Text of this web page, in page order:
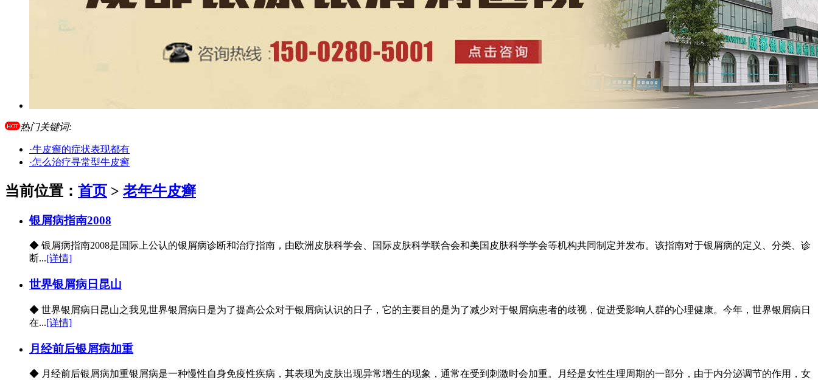
热门关键词:
·牛皮癣的症状表现都有
·怎么治疗寻常型牛皮癣
当前位置： 首页 > 老年牛皮癣
银屑病指南2008
◆ 银屑病指南2008是国际上公认的银屑病诊断和治疗指南，由欧洲皮肤科学会、国际皮肤科学联合会和美国皮肤科学学会等机构共同制定并发布。该指南对于银屑病的定义、分类、诊
断...[详情]
世界银屑病日昆山
◆ 世界银屑病日昆山之我见世界银屑病日是为了提高公众对于银屑病认识的日子，它的主要目的是为了减少对于银屑病患者的歧视，促进受影响人群的心理健康。今年，世界银屑病日
在...[详情]
月经前后银屑病加重
◆ 月经前后银屑病加重银屑病是一种慢性自身免疫性疾病，其表现为皮肤出现异常增生的现象，通常在受到刺激时会加重。月经是女性生理周期的一部分，由于内分泌调节的作用，女